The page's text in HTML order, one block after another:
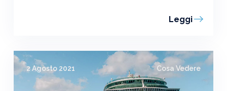
Leggi
2 Agosto 2021 Cosa Vedere